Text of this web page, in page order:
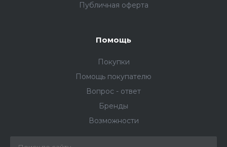
Публичная оферта
Помощь
Покупки
Помощь покупателю
Вопрос - ответ
Бренды
Возможности